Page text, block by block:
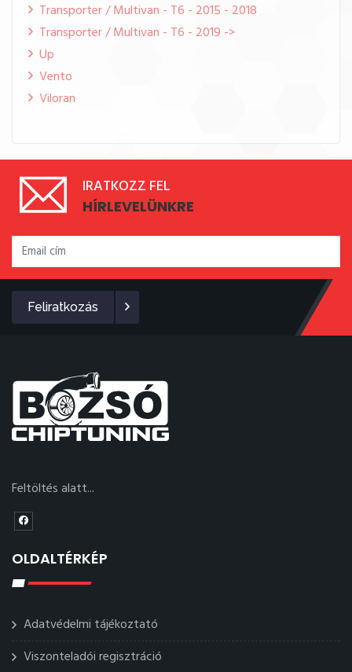
Transporter / Multivan - T6 - 2015 - 2018
Transporter / Multivan - T6 - 2019 ->
Up
Vento
Viloran
IRATKOZZ FEL
HÍRLEVELÜNKRE
Feliratkozás
Feltöltés alatt...
OLDALTÉRKÉP
Adatvédelmi tájékoztató
Viszonteladói regisztráció